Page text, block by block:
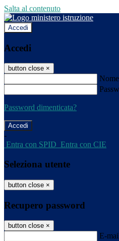
Salta al contenuto
Accedi
Accedi
button close ×
Password dimenticata?
-
Entra con SPID Entra con CIE
Seleziona utente
button close ×
Recupero password
button close ×
E-